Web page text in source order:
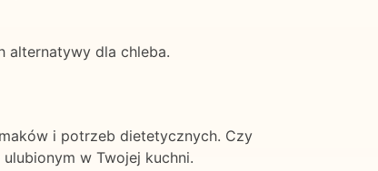
alternatywy dla chleba.
i potrzeb dietetycznych. Czy
w Twojej kuchni.